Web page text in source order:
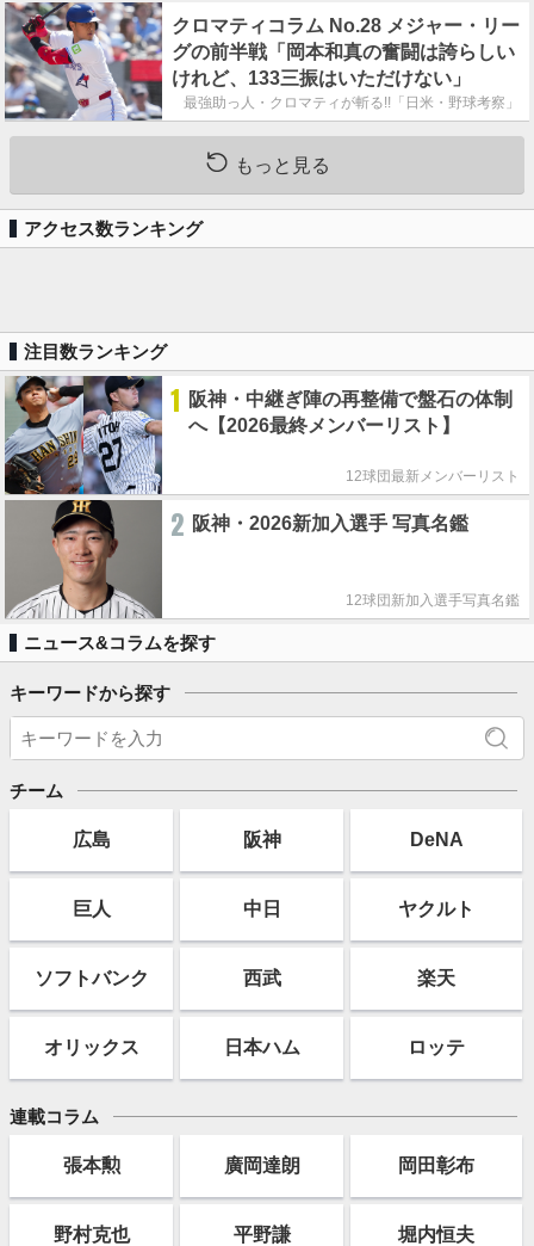
クロマティコラム No.28 メジャー・リー
グの前半戦「岡本和真の奮闘は誇らしい
けれど、133三振はいただけない」
最強助っ人・クロマティが斬る!!「日米・野球考察」
もっと見る
アクセス数ランキング
注目数ランキング
1 阪神・中継ぎ陣の再整備で盤石の体制
へ【2026最終メンバーリスト】
12球団最新メンバーリスト
2 阪神・2026新加入選手 写真名鑑
12球団新加入選手写真名鑑
ニュース&コラムを探す
キーワードから探す
チーム
広島 阪神 DeNA
巨人 中日 ヤクルト
ソフトバンク 西武 楽天
オリックス 日本ハム ロッテ
連載コラム
張本勲 廣岡達朗 岡田彰布
野村克也 平野謙 堀内恒夫